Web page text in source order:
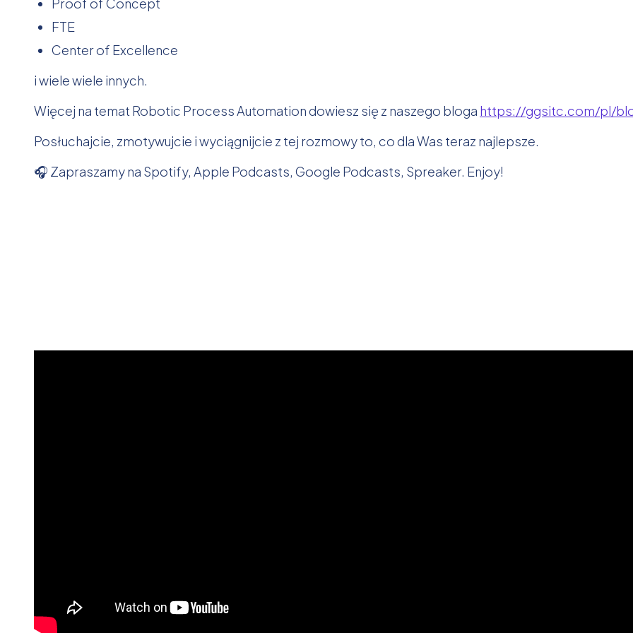
FTE
Center of Excellence
i wiele wiele innych.
Więcej na temat Robotic Process Automation dowiesz się z naszego bloga https://ggsitc.com/pl/
Posłuchajcie, zmotywujcie i wyciągnijcie z tej rozmowy to, co dla Was teraz najlepsze.
🎧 Zapraszamy na Spotify, Apple Podcasts, Google Podcasts, Spreaker. Enjoy!